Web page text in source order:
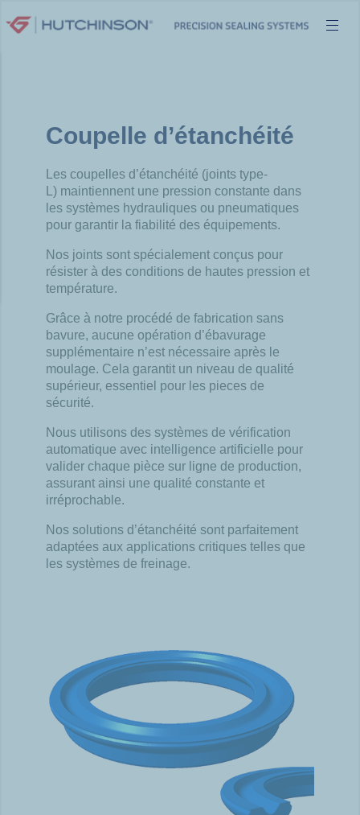
au
Coupelle d’étanchéité
Les coupelles d’étanchéité (joints type-
L) maintiennent une pression constante dans
les systèmes hydrauliques ou pneumatiques
pour garantir la fiabilité des équipements.
Nos joints sont spécialement conçus pour
résister à des conditions de hautes pression et
température.
Grâce à notre procédé de fabrication sans
bavure, aucune opération d’ébavurage
supplémentaire n’est nécessaire après le
moulage. Cela garantit un niveau de qualité
supérieur, essentiel pour les pieces de
sécurité.
Nous utilisons des systèmes de vérification
automatique avec intelligence artificielle pour
valider chaque pièce sur ligne de production,
assurant ainsi une qualité constante et
irréprochable.
Nos solutions d’étanchéité sont parfaitement
adaptées aux applications critiques telles que
les systèmes de freinage.